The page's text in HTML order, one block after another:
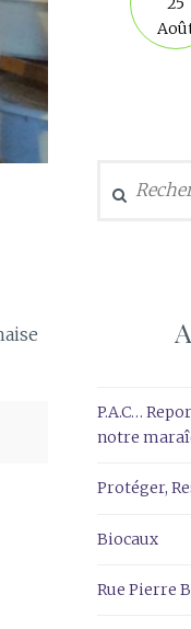
P.A.C…
notre
Protéger,
Biocaux
Rue Pierre